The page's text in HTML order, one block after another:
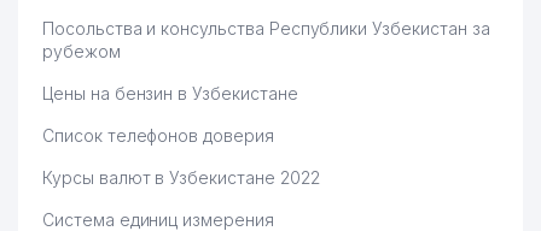
Посольства и консульства Республики Узбекистан за
рубежом
Цены на бензин в Узбекистане
Список телефонов доверия
Курсы валют в Узбекистане 2022
Система единиц измерения